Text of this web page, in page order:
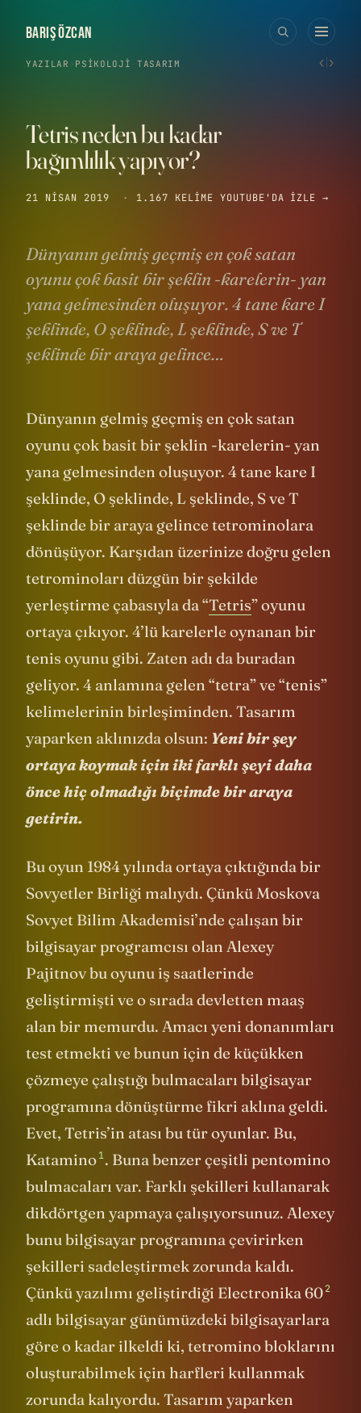
BARIŞ ÖZCAN
YAZILAR › PSIKOLOJI · TASARIM ‹›
Tetris neden bu kadar
bağımlılık yapıyor?
21 NISAN 2019 · 1.167 KELIME YOUTUBE'DA IZLE →
Dünyanın gelmiş geçmiş en çok satan
oyunu çok basit bir şeklin -karelerin- yan
yana gelmesinden oluşuyor. 4 tane kare I
şeklinde, O şeklinde, L şeklinde, S ve T
şeklinde bir araya gelince…
Dünyanın gelmiş geçmiş en çok satan
oyunu çok basit bir şeklin -karelerin- yan
yana gelmesinden oluşuyor. 4 tane kare I
şeklinde, O şeklinde, L şeklinde, S ve T
şeklinde bir araya gelince tetrominolara
dönüşüyor. Karşıdan üzerinize doğru gelen
tetrominoları düzgün bir şekilde
yerleştirme çabasıyla da “Tetris” oyunu
ortaya çıkıyor. 4’lü karelerle oynanan bir
tenis oyunu gibi. Zaten adı da buradan
geliyor. 4 anlamına gelen “tetra” ve “tenis”
kelimelerinin birleşiminden. Tasarım
yaparken aklınızda olsun: Yeni bir şey
ortaya koymak için iki farklı şeyi daha
önce hiç olmadığı biçimde bir araya
getirin.
Bu oyun 1984 yılında ortaya çıktığında bir
Sovyetler Birliği malıydı. Çünkü Moskova
Sovyet Bilim Akademisi’nde çalışan bir
bilgisayar programcısı olan Alexey
Pajitnov bu oyunu iş saatlerinde
geliştirmişti ve o sırada devletten maaş
alan bir memurdu. Amacı yeni donanımları
test etmekti ve bunun için de küçükken
çözmeye çalıştığı bulmacaları bilgisayar
programına dönüştürme fikri aklına geldi.
Evet, Tetris’in atası bu tür oyunlar. Bu,
Katamino1. Buna benzer çeşitli pentomino
bulmacaları var. Farklı şekilleri kullanarak
dikdörtgen yapmaya çalışıyorsunuz. Alexey
bunu bilgisayar programına çevirirken
şekilleri sadeleştirmek zorunda kaldı.
Çünkü yazılımı geliştirdiği Electronika 602
adlı bilgisayar günümüzdeki bilgisayarlara
göre o kadar ilkeldi ki, tetromino bloklarını
oluşturabilmek için harfleri kullanmak
zorunda kalıyordu. Tasarım yaparken